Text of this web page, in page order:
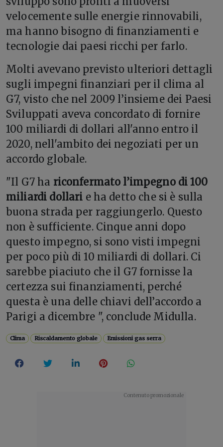
velocemente sulle energie rinnovabili,
ma hanno bisogno di finanziamenti e
tecnologie dai paesi ricchi per farlo.
Molti avevano previsto ulteriori dettagli
sugli impegni finanziari per il clima al
G7, visto che nel 2009 l’insieme dei Paesi
Sviluppati aveva concordato di fornire
100 miliardi di dollari all'anno entro il
2020, nell'ambito dei negoziati per un
accordo globale.
"Il G7 ha riconfermato l’impegno di 100
miliardi dollari e ha detto che si è sulla
buona strada per raggiungerlo. Questo
non è sufficiente. Cinque anni dopo
questo impegno, si sono visti impegni
per poco più di 10 miliardi di dollari. Ci
sarebbe piaciuto che il G7 fornisse la
certezza sui finanziamenti, perché
questa è una delle chiavi dell’accordo a
Parigi a dicembre ", conclude Midulla.
Clima Riscaldamento globale Emissioni gas serra